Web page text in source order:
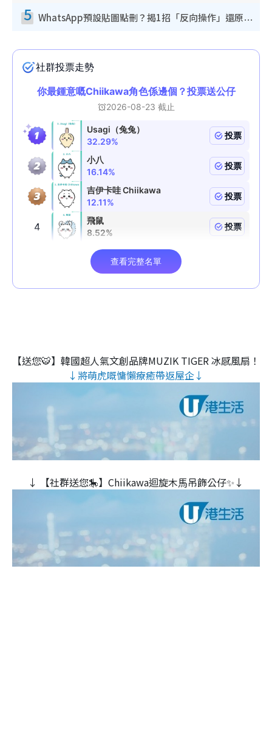
5 WhatsApp預設貼圖點刪？揭1招「反向操作」還原簡潔介面 附3步實測教學
【送您🐯】韓國超人氣文創品牌MUZIK TIGER 冰感風扇！
↓將萌虎嘅慵懶療癒帶返屋企↓
↓ 【社群送您🎠】Chiikawa迴旋木⾺吊飾公仔✨↓